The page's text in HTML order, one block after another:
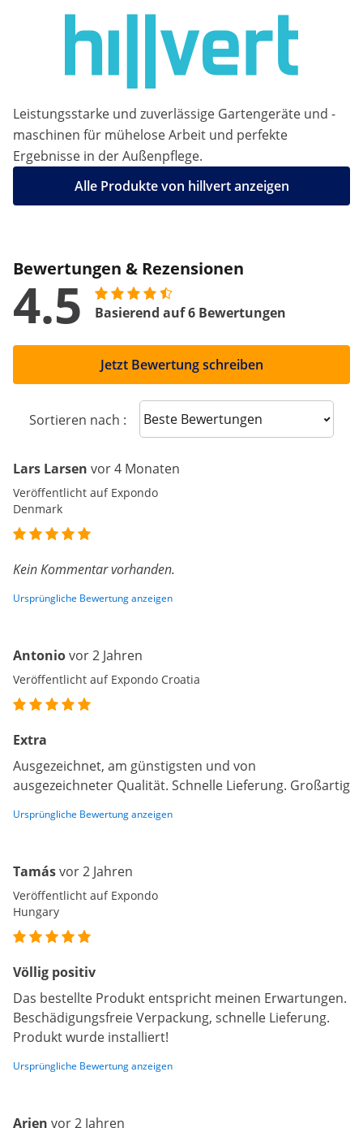
Leistungsstarke und zuverlässige Gartengeräte und -
maschinen für mühelose Arbeit und perfekte
Ergebnisse in der Außenpflege.
Alle Produkte von hillvert anzeigen
Bewertungen & Rezensionen
4.5 Basierend auf 6 Bewertungen
Jetzt Bewertung schreiben
Sortieren nach : Sort reviews
Lars Larsen vor 4 Monaten
Veröffentlicht auf Expondo
Denmark
Kein Kommentar vorhanden.
Ursprüngliche Bewertung anzeigen
Antoniovor 2 Jahren
Veröffentlicht auf Expondo Croatia
Extra
Ausgezeichnet, am günstigsten und von
ausgezeichneter Qualität. Schnelle Lieferung. Großartig
Ursprüngliche Bewertung anzeigen
Tamásvor 2 Jahren
Veröffentlicht auf Expondo
Hungary
Völlig positiv
Das bestellte Produkt entspricht meinen Erwartungen.
Beschädigungsfreie Verpackung, schnelle Lieferung.
Produkt wurde installiert!
Ursprüngliche Bewertung anzeigen
Arjen vor 2 Jahren